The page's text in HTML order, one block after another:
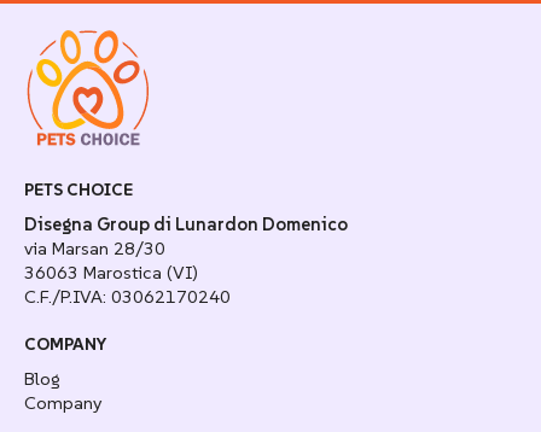
PETS CHOICE
Disegna Group di Lunardon Domenico
via Marsan 28/30
36063 Marostica (VI)
C.F./P.IVA: 03062170240
COMPANY
Blog
Company